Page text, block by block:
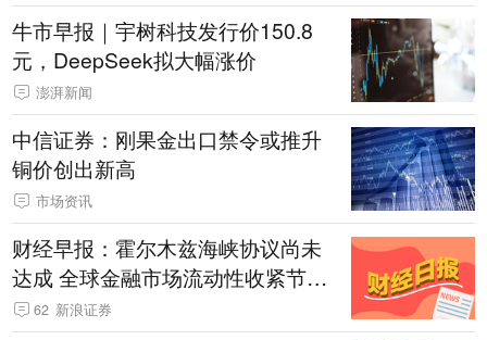
牛市早报｜宇树科技发行价150.8
元，DeepSeek拟大幅涨价
澎湃新闻
中信证券：刚果金出口禁令或推升
铜价创出新高
市场资讯
财经早报：霍尔木兹海峡协议尚未
达成 全球金融市场流动性收紧节奏
暂缓丨2026年8月7日
62 新浪证券